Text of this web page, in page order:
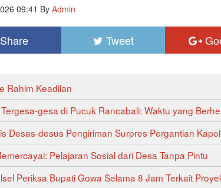
09:41 By Admin
Tweet
Rahim Keadilan
gesa di Pucuk Rancabali: Waktu yang
Desas-desus Pengiriman Surpres Pergantian
Pelajaran Sosial dari Desa Tanpa Pintu
Periksa Bupati Gowa Selama 8 Jam Terkait